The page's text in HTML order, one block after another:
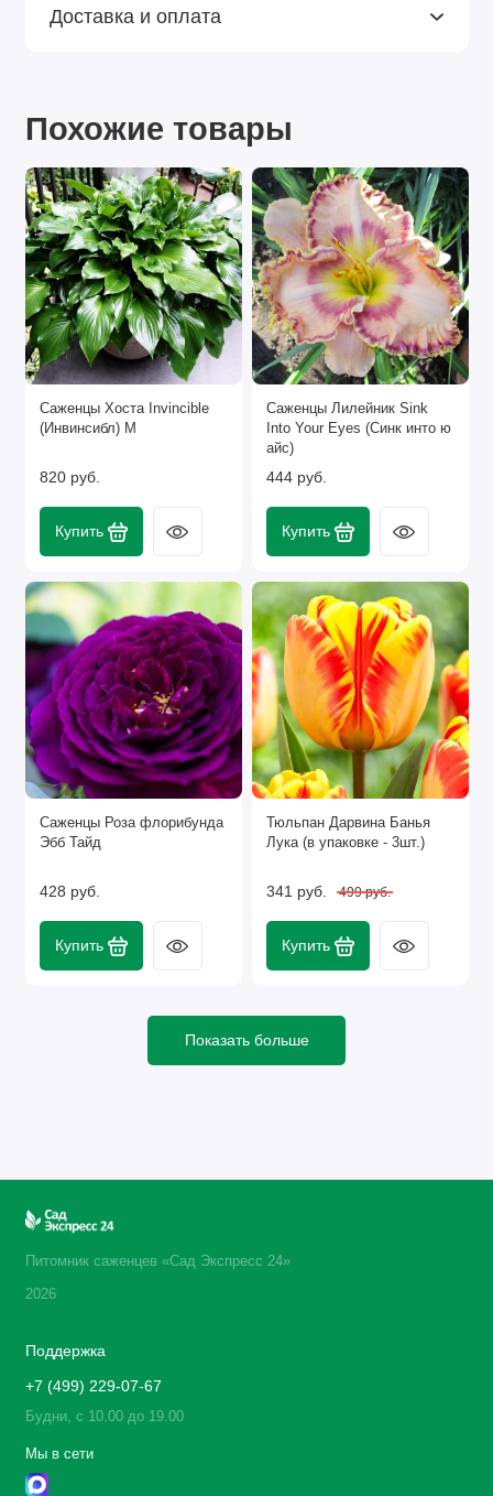
Доставка и оплата
Похожие товары
Саженцы Хоста Invincible
(Инвинсибл) М
820 руб.
Купить
Саженцы Лилейник Sink
Into Your Eyes (Синк инто ю
айс)
444 руб.
Купить
Саженцы Роза флорибунда
Эбб Тайд
428 руб.
Купить
Тюльпан Дарвина Банья
Лука (в упаковке - 3шт.)
341 руб. 499 руб.
Купить
Показать больше
Питомник саженцев «Сад Экспресс 24»
2026
Поддержка
+7 (499) 229-07-67
Будни, с 10.00 до 19.00
Мы в сети